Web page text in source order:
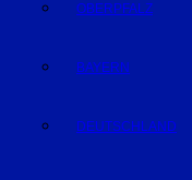
OBERPFALZ
BAYERN
DEUTSCHLAND